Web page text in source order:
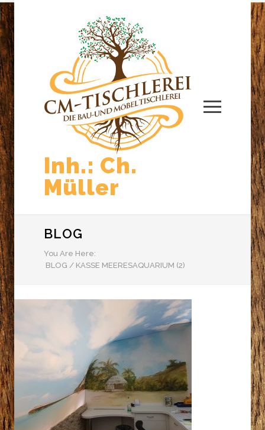
Inh.: Ch.
Müller
BLOG
You Are Here:
BLOG / KASSE MEERESAQUARIUM (2)